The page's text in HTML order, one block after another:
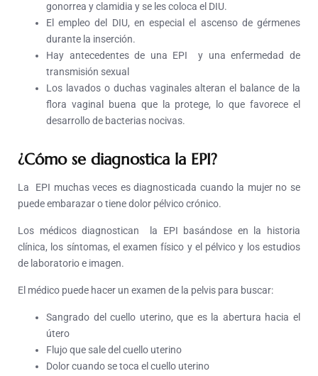
gonorrea y clamidia y se les coloca el DIU.
El empleo del DIU, en especial el ascenso de gérmenes
durante la inserción.
Hay antecedentes de una EPI y una enfermedad de
transmisión sexual
Los lavados o duchas vaginales alteran el balance de la
flora vaginal buena que la protege, lo que favorece el
desarrollo de bacterias nocivas.
¿Cómo se diagnostica la EPI?
La EPI muchas veces es diagnosticada cuando la mujer no se
puede embarazar o tiene dolor pélvico crónico.
Los médicos diagnostican la EPI basándose en la historia
clínica, los síntomas, el examen físico y el pélvico y los estudios
de laboratorio e imagen.
El médico puede hacer un examen de la pelvis para buscar:
Sangrado del cuello uterino, que es la abertura hacia el
útero
Flujo que sale del cuello uterino
Dolor cuando se toca el cuello uterino